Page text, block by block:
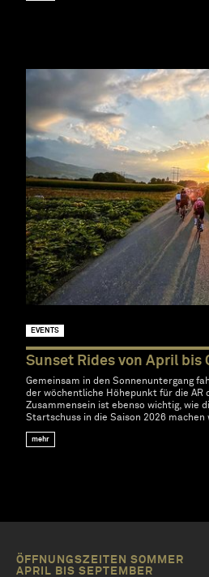
EVENTS
Sunset Rides von April bis
Gemeinsam in den Sonnenuntergang
der wöchentliche Höhepunkt für die AR
Zusammensein ist ebenso wichtig, wie
Startschuss in die Saison 2026 machen
mehr
ÖFFNUNGSZEITEN SOMMER
APRIL BIS SEPTEMBER